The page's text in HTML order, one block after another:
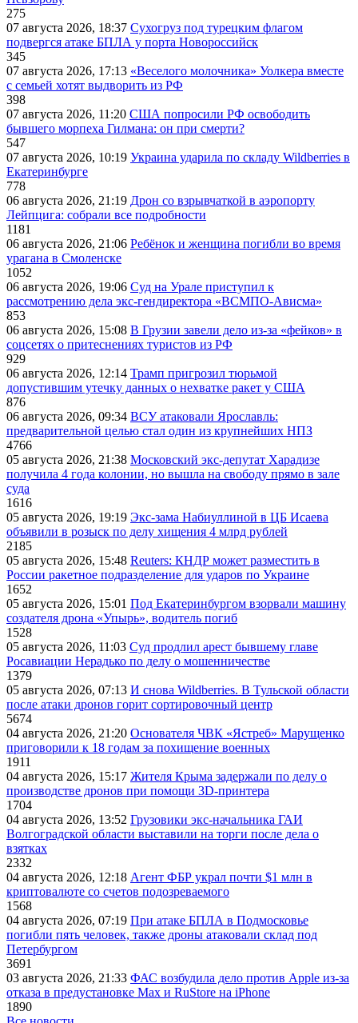
275
07 августа 2026, 18:37 Сухогруз под турецким флагом
подвергся атаке БПЛА у порта Новороссийск
345
07 августа 2026, 17:13 «Веселого молочника» Уолкера вместе
с семьей хотят выдворить из РФ
398
07 августа 2026, 11:20 США попросили РФ освободить
бывшего морпеха Гилмана: он при смерти?
547
07 августа 2026, 10:19 Украина ударила по складу Wildberries в
Екатеринбурге
778
06 августа 2026, 21:19 Дрон со взрывчаткой в аэропорту
Лейпцига: собрали все подробности
1181
06 августа 2026, 21:06 Ребёнок и женщина погибли во время
урагана в Смоленске
1052
06 августа 2026, 19:06 Суд на Урале приступил к
рассмотрению дела экс-гендиректора «ВСМПО-Ависма»
853
06 августа 2026, 15:08 В Грузии завели дело из-за «фейков» в
соцсетях о притеснениях туристов из РФ
929
06 августа 2026, 12:14 Трамп пригрозил тюрьмой
допустившим утечку данных о нехватке ракет у США
876
06 августа 2026, 09:34 ВСУ атаковали Ярославль:
предварительной целью стал один из крупнейших НПЗ
4766
05 августа 2026, 21:38 Московский экс-депутат Харадизе
получила 4 года колонии, но вышла на свободу прямо в зале
суда
1616
05 августа 2026, 19:19 Экс-зама Набиуллиной в ЦБ Исаева
объявили в розыск по делу хищения 4 млрд рублей
2185
05 августа 2026, 15:48 Reuters: КНДР может разместить в
России ракетное подразделение для ударов по Украине
1652
05 августа 2026, 15:01 Под Екатеринбургом взорвали машину
создателя дрона «Упырь», водитель погиб
1528
05 августа 2026, 11:03 Суд продлил арест бывшему главе
Росавиации Нерадько по делу о мошенничестве
1379
05 августа 2026, 07:13 И снова Wildberries. В Тульской области
после атаки дронов горит сортировочный центр
5674
04 августа 2026, 21:20 Основателя ЧВК «Ястреб» Марущенко
приговорили к 18 годам за похищение военных
1911
04 августа 2026, 15:17 Жителя Крыма задержали по делу о
производстве дронов при помощи 3D‑принтера
1704
04 августа 2026, 13:52 Грузовики экс-начальника ГАИ
Волгоградской области выставили на торги после дела о
взятках
2332
04 августа 2026, 12:18 Агент ФБР украл почти $1 млн в
криптовалюте со счетов подозреваемого
1568
04 августа 2026, 07:19 При атаке БПЛА в Подмосковье
погибли пять человек, также дроны атаковали склад под
Петербургом
3691
03 августа 2026, 21:33 ФАС возбудила дело против Apple из-за
отказа в предустановке Max и RuStore на iPhone
1890